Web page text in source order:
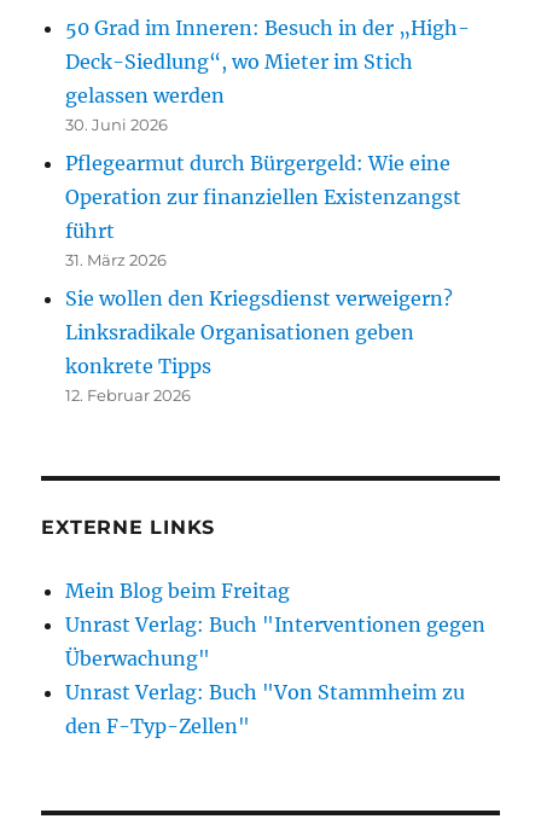
50 Grad im Inneren: Besuch in der „High-
Deck-Siedlung“, wo Mieter im Stich
gelassen werden
30. Juni 2026
Pflegearmut durch Bürgergeld: Wie eine
Operation zur finanziellen Existenzangst
führt
31. März 2026
Sie wollen den Kriegsdienst verweigern?
Linksradikale Organisationen geben
konkrete Tipps
12. Februar 2026
EXTERNE LINKS
Mein Blog beim Freitag
Unrast Verlag: Buch "Interventionen gegen
Überwachung"
Unrast Verlag: Buch "Von Stammheim zu
den F-Typ-Zellen"